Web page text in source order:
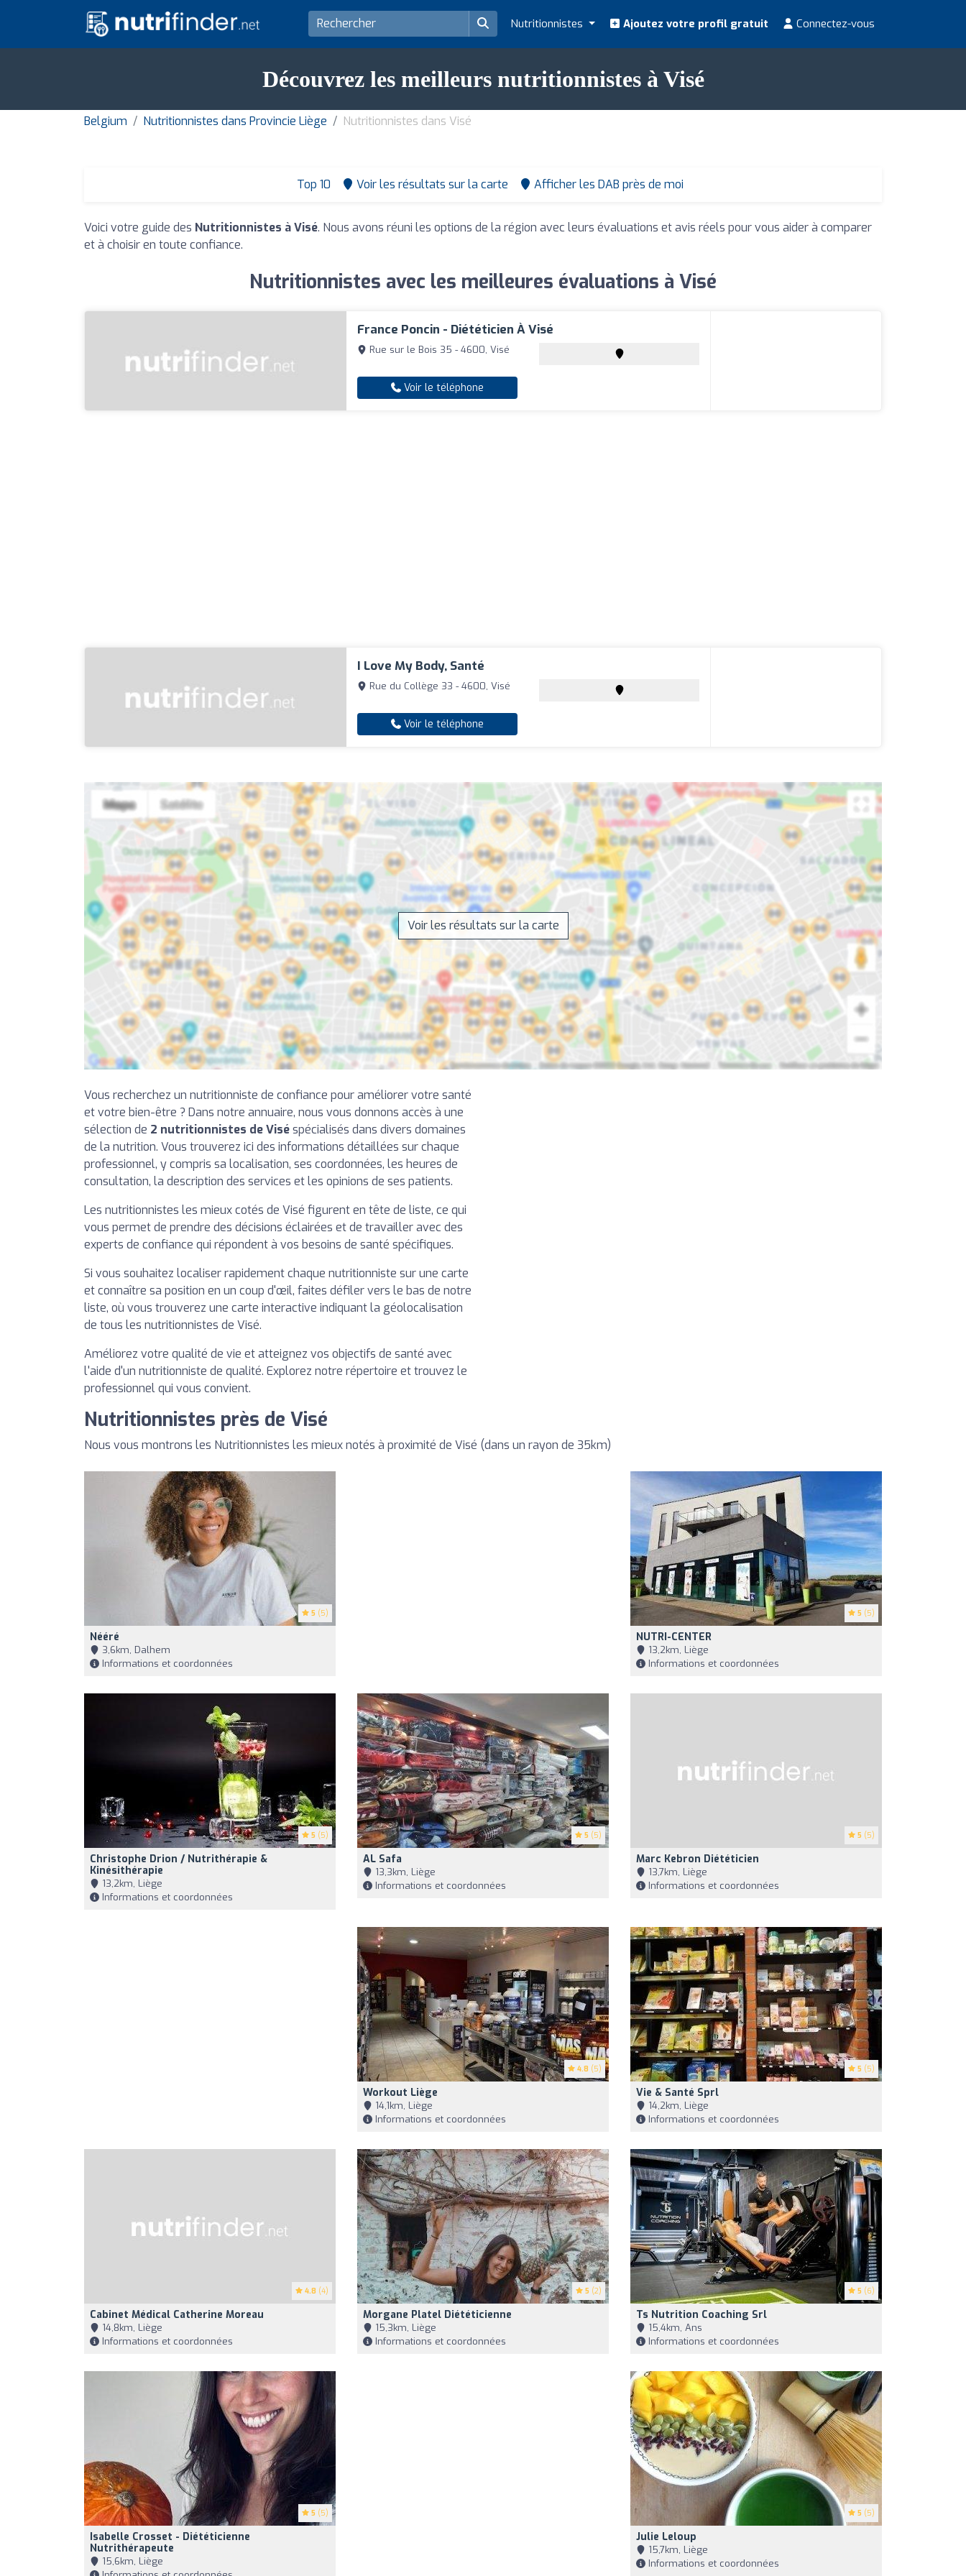
Nutritionnistes Ajoutez votre profil gratuit Connectez-vous
Découvrez les meilleurs nutritionnistes à Visé
Belgium Nutritionnistes dans Provincie Liège Nutritionnistes dans Visé
Top 10 Voir les résultats sur la carte Afficher les DAB près de moi
Voici votre guide des Nutritionnistes à Visé. Nous avons réuni les options de la région avec leurs évaluations et avis réels pour vous aider à comparer
et à choisir en toute confiance.
Nutritionnistes avec les meilleures évaluations à Visé
France Poncin - Diététicien À Visé
Rue sur le Bois 35 - 4600, Visé
Voir le téléphone
I Love My Body, Santé
Rue du Collège 33 - 4600, Visé
Voir le téléphone
Voir les résultats sur la carte
Vous recherchez un nutritionniste de confiance pour améliorer votre santé
et votre bien-être ? Dans notre annuaire, nous vous donnons accès à une
sélection de 2 nutritionnistes de Viséspécialisés dans divers domaines
de la nutrition. Vous trouverez ici des informations détaillées sur chaque
professionnel, y compris sa localisation, ses coordonnées, les heures de
consultation, la description des services et les opinions de ses patients.
Les nutritionnistes les mieux cotés de Visé figurent en tête de liste, ce qui
vous permet de prendre des décisions éclairées et de travailler avec des
experts de confiance qui répondent à vos besoins de santé spécifiques.
Si vous souhaitez localiser rapidement chaque nutritionniste sur une carte
et connaître sa position en un coup d'œil, faites défiler vers le bas de notre
liste, où vous trouverez une carte interactive indiquant la géolocalisation
de tous les nutritionnistes de Visé.
Améliorez votre qualité de vie et atteignez vos objectifs de santé avec
l'aide d'un nutritionniste de qualité. Explorez notre répertoire et trouvez le
professionnel qui vous convient.
Nutritionnistes près de Visé
Nous vous montrons les Nutritionnistes les mieux notés à proximité de Visé (dans un rayon de 35km)
5 (5)
Nééré
3,6km, Dalhem
Informations et coordonnées
5 (5)
NUTRI-CENTER
13,2km, Liège
Informations et coordonnées
5 (5)
Christophe Drion / Nutrithérapie &
Kinésithérapie
13,2km, Liège
Informations et coordonnées
5 (5)
AL Safa
13,3km, Liège
Informations et coordonnées
5 (5)
Marc Kebron Diététicien
13,7km, Liège
Informations et coordonnées
4.8 (5)
Workout Liège
14,1km, Liège
Informations et coordonnées
5 (5)
Vie & Santé Sprl
14,2km, Liège
Informations et coordonnées
4.8 (4)
Cabinet Médical Catherine Moreau
14,8km, Liège
Informations et coordonnées
5 (2)
Morgane Platel Diététicienne
15,3km, Liège
Informations et coordonnées
5 (6)
Ts Nutrition Coaching Srl
15,4km, Ans
Informations et coordonnées
5 (5)
Isabelle Crosset - Diététicienne
Nutrithérapeute
15,6km, Liège
5 (5)
Julie Leloup
15,7km, Liège
Informations et coordonnées